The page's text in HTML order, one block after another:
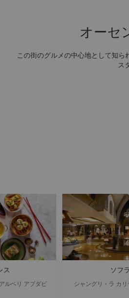
オーセ
この街のグルメの中心地として知
ス
ス
ルベリ アブダビ
ソフ
シャングリ・ラ カ